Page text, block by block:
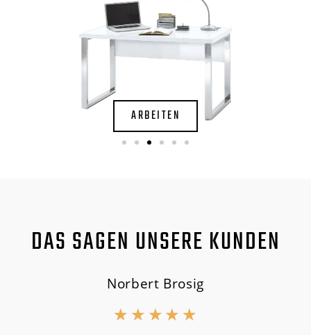
ARBEITEN
DAS SAGEN UNSERE KUNDEN
Norbert Brosig
★ ★ ★ ★ ★